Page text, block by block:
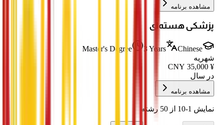
مشاهده برنامه
پزشکی هسته‌ای
Master's Degree 3 Years
Chinese
شهریه
¥
35,000
در سال
مشاهده برنامه
نمایش 1-10 از 50 رشته